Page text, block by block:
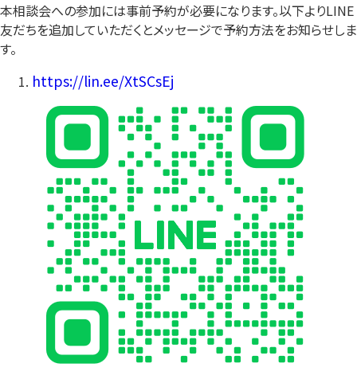
本相談会への参加には事前予約が必要になります。以下よりLINE
友だちを追加していただくとメッセージで予約方法をお知らせしま
す。
https://lin.ee/XtSCsEj